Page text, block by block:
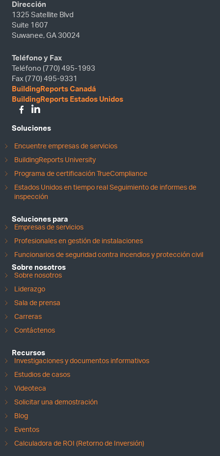
Dirección
1325 Satellite Blvd
Suite 1607
Suwanee, GA 30024
Teléfono y Fax
Teléfono (770) 495-1993
Fax (770) 495-9331
BuildingReports Canadá
BuildingReports Estados Unidos
Soluciones
Encuentre empresas de servicios
BuildingReports University
Programa de certificación TrueCompliance
Estados Unidos en tiempo real Seguimiento de informes de
inspección
Soluciones para
Empresas de servicios
Profesionales en gestión de instalaciones
Funcionarios de seguridad contra incendios y protección civil
Sobre nosotros
Sobre nosotros
Liderazgo
Sala de prensa
Carreras
Contáctenos
Recursos
Investigaciones y documentos informativos
Estudios de casos
Videoteca
Solicitar una demostración
Blog
Eventos
Calculadora de ROI (Retorno de Inversión)